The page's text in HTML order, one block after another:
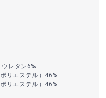
レタン6%
リエステル）46%
リエステル）46%